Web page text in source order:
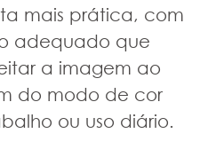
mais prática, com
adequado que
a imagem ao
do modo de cor
ou uso diário.